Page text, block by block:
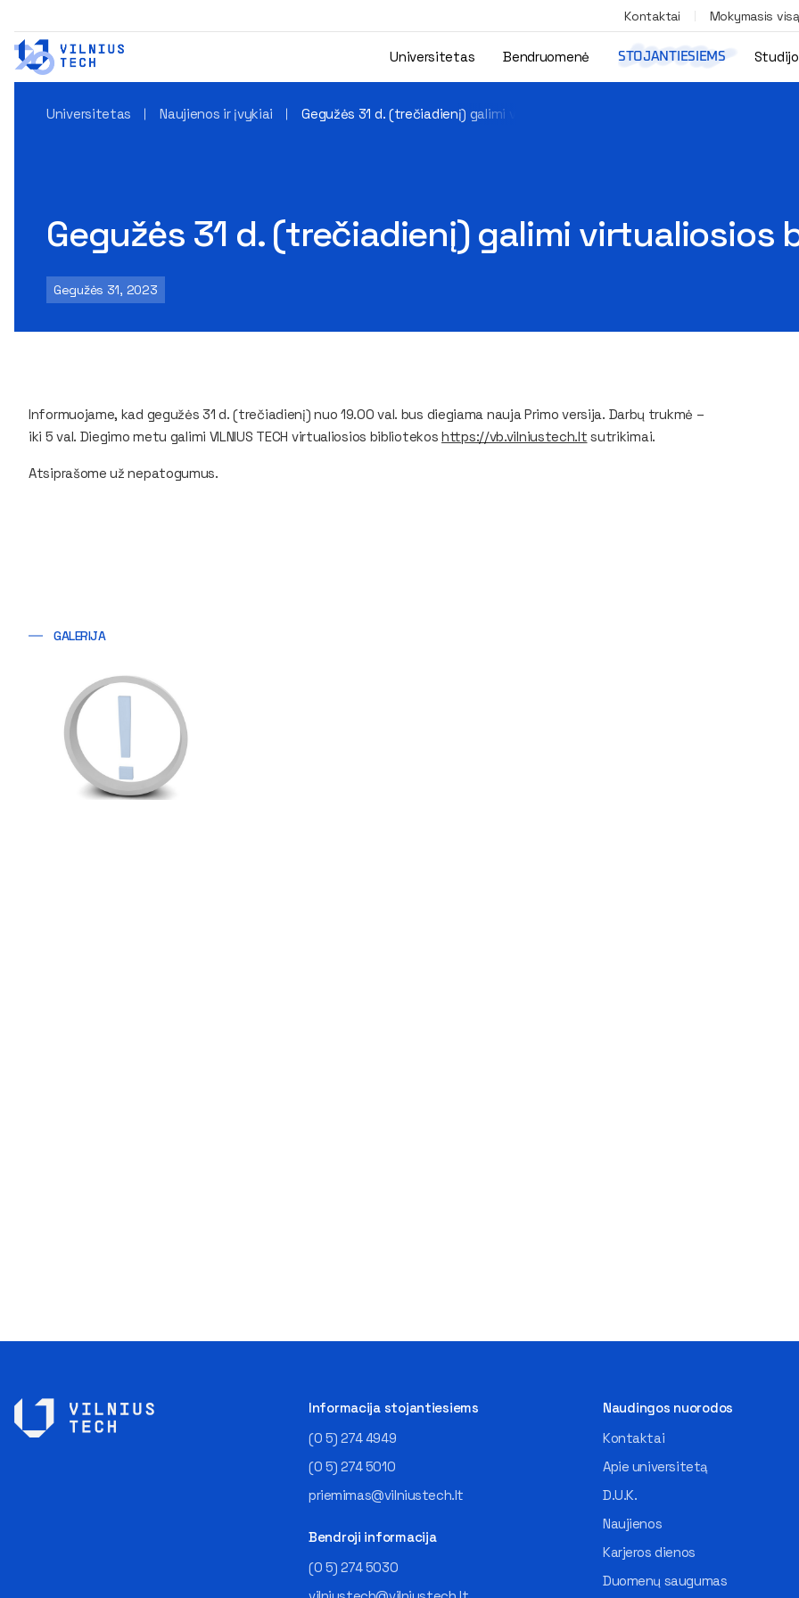
Kontaktai Mokymasis
Universitetas Bendruomenė STOJANTIESIEMS
Universitetas Naujienos ir įvykiai Gegužės 31 d. (trečiadienį) galimi virtualiosios bibliotekos sutrikimai
Gegužės 31 d. (trečiadienį) galimi virtualiosios
Gegužės 31, 2023
Informuojame, kad gegužės 31 d. (trečiadienį) nuo 19.00 val. bus diegiama nauja Primo versija. Darbų trukmė –
iki 5 val. Diegimo metu galimi VILNIUS TECH virtualiosios bibliotekoshttps://vb.vilniustech.lt sutrikimai.
Atsiprašome už nepatogumus.
GALERIJA
Informacija stojantiesiems
(0 5) 274 4949
(0 5) 274 5010
priemimas@vilniustech.lt
Bendroji informacija
(0 5) 274 5030
Naudingos nuorodos
Kontaktai
Apie universitetą
D.U.K.
Naujienos
Karjeros dienos
Duomenų saugumas